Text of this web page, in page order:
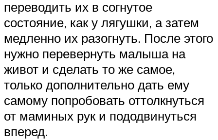
переводить их в согнутое
состояние, как у лягушки, а затем
медленно их разогнуть. После этого
нужно перевернуть малыша на
живот и сделать то же самое,
только дополнительно дать ему
самому попробовать оттолкнуться
от маминых рук и пододвинуться
вперед.